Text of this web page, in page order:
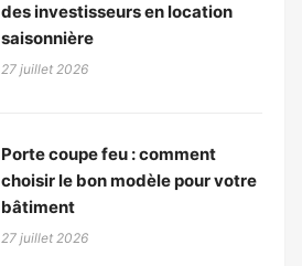
des investisseurs en location
saisonnière
27 juillet 2026
Porte coupe feu : comment
choisir le bon modèle pour votre
bâtiment
27 juillet 2026